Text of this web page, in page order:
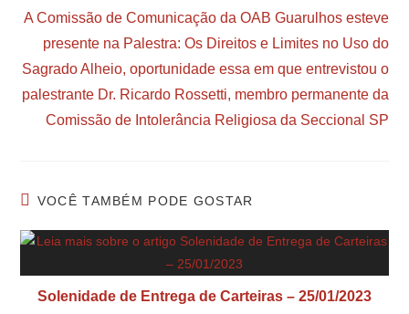
A Comissão de Comunicação da OAB Guarulhos esteve
presente na Palestra: Os Direitos e Limites no Uso do
Sagrado Alheio, oportunidade essa em que entrevistou o
palestrante Dr. Ricardo Rossetti, membro permanente da
Comissão de Intolerância Religiosa da Seccional SP
VOCÊ TAMBÉM PODE GOSTAR
Solenidade de Entrega de Carteiras – 25/01/2023